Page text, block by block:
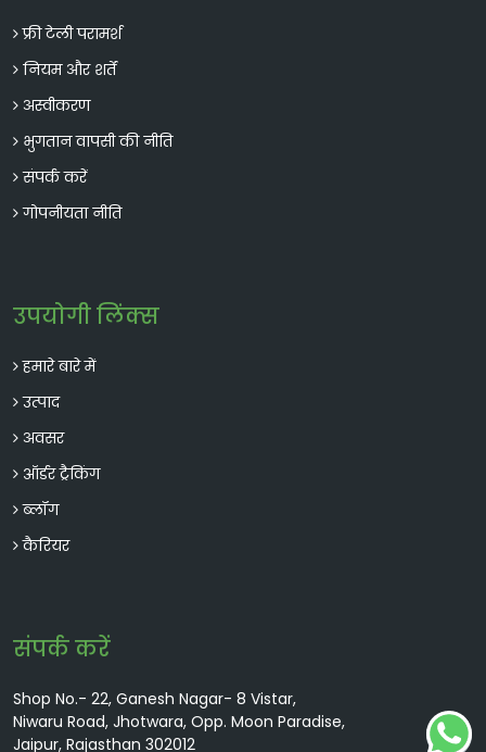
फ्री टेली परामर्श
नियम और शर्तें
अस्वीकरण
भुगतान वापसी की नीति
संपर्क करें
गोपनीयता नीति
उपयोगी लिंक्स
हमारे बारे में
उत्पाद
अवसर
ऑर्डर ट्रैकिंग
ब्लॉग
कैरियर
संपर्क करें
Shop No.- 22, Ganesh Nagar- 8 Vistar,
Niwaru Road, Jhotwara, Opp. Moon Paradise,
Jaipur, Rajasthan 302012